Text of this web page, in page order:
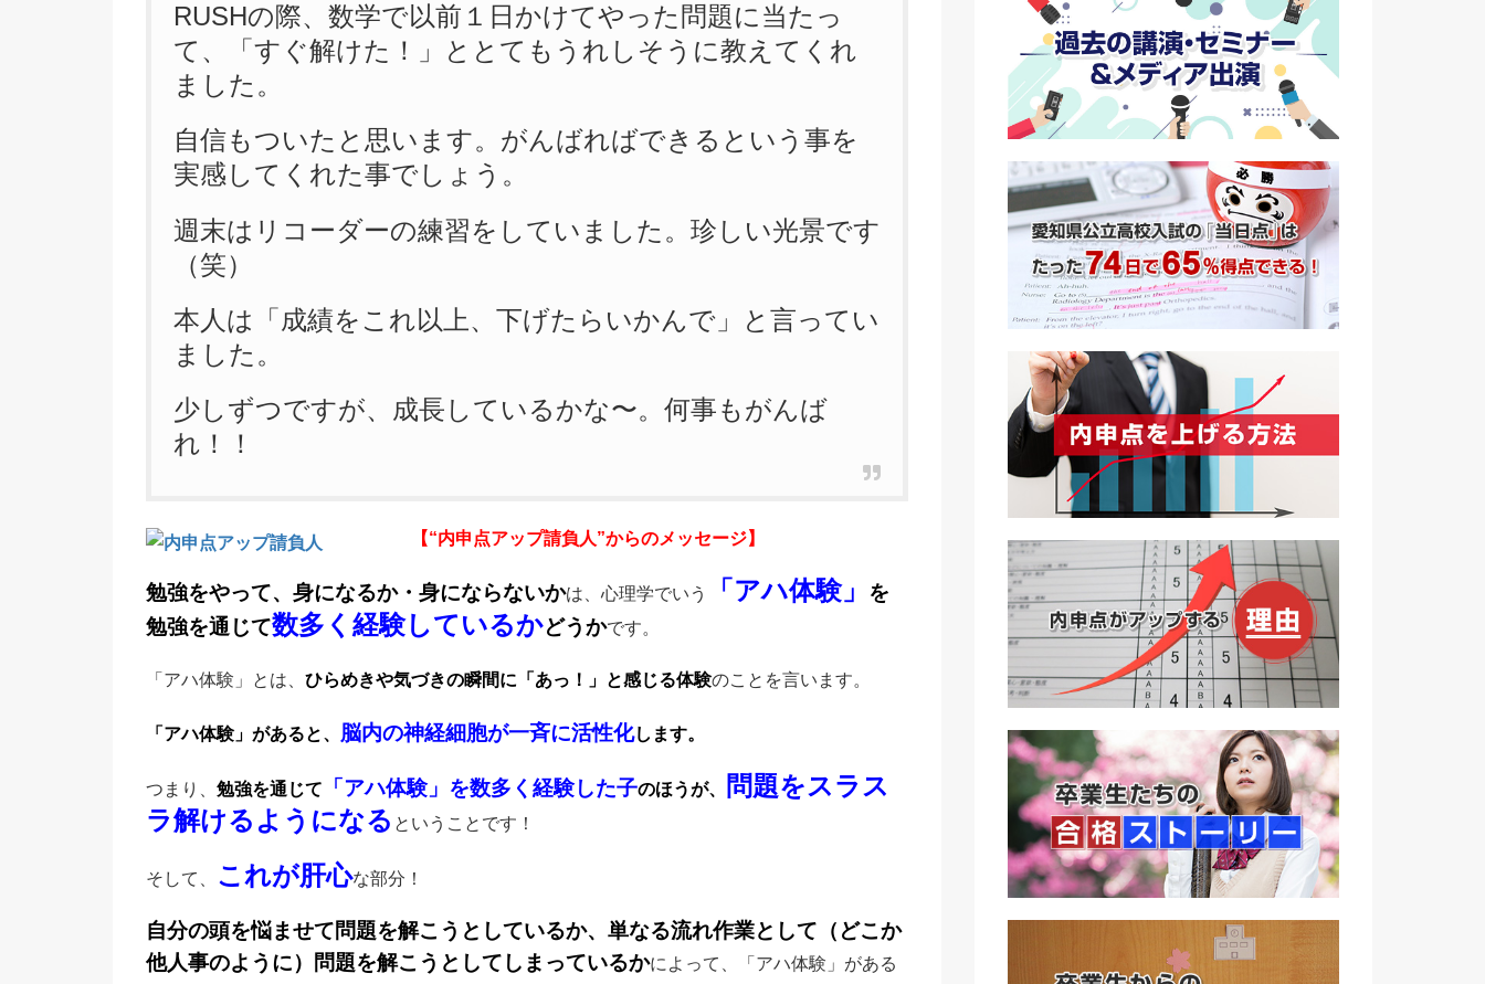
RUSHの際、数学で以前１日かけてやった問題に当たっ
て、「すぐ解けた！」ととてもうれしそうに教えてくれ
ました。
自信もついたと思います。がんばればできるという事を
実感してくれた事でしょう。
週末はリコーダーの練習をしていました。珍しい光景です
（笑）
本人は「成績をこれ以上、下げたらいかんで」と言ってい
ました。
少しずつですが、成長しているかな〜。何事もがんば
れ！！
【“内申点アップ請負人”からのメッセージ】
勉強をやって、身になるか・身にならないかは、心理学でいう 「アハ体験」
を
勉強を通じて数多く経験しているかどうかです。
「アハ体験」とは、 ひらめきや気づきの瞬間に「あっ！」と感じる体験のことを言います。
「アハ体験」があると、 脳内の神経細胞が一斉に活性化します。
つまり、 勉強を通じて 「アハ体験」を数多く経験した子のほうが、
問題をスラス
ラ解けるようになる ということです！
そして、 これが肝心な部分！
自分の頭を悩ませて問題を解こうとしているか、単なる流れ作業として（どこか
他人事のように）問題を解こうとしてしまっているかによって、「アハ体験」がある